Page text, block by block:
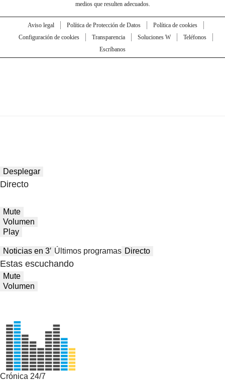
medios que resulten adecuados.
Aviso legal Política de Protección de Datos
Política de cookies
Configuración de cookies
Transparencia Soluciones W
Teléfonos
Escríbanos
Desplegar
Directo
Mute
Volumen
Play
Noticias en 3′ Últimos programas Directo
Estas escuchando
Mute
Volumen
Crónica 24/7